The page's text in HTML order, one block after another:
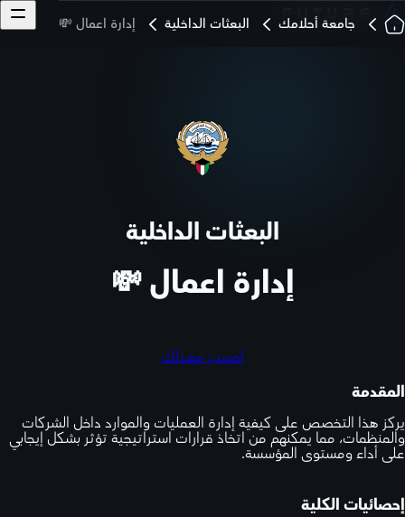
جامعة أحلامك البعثات الداخلية إدارة اعمال 💸
البعثات الداخلية
إدارة اعمال 💸
احسب معدلك
المقدمة
يركز هذا التخصص على كيفية إدارة العمليات والموارد داخل الشركات
والمنظمات، مما يمكنهم من اتخاذ قرارات استراتيجية تؤثر بشكل إيجابي
على أداء ومستوى المؤسسة.
إحصائيات الكلية